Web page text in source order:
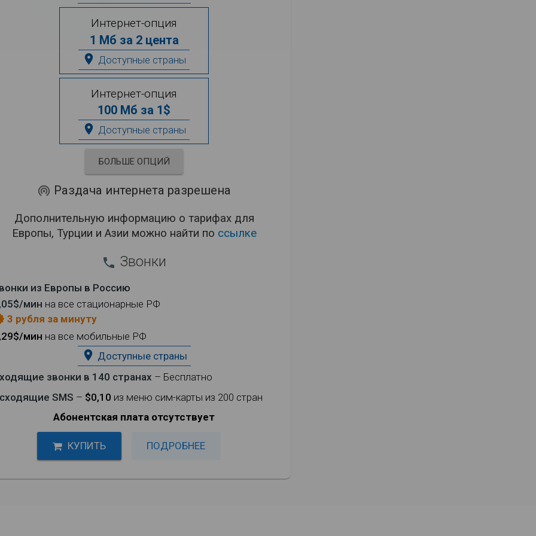
Интернет-опция
1 Мб за 2 цента
place Доступные страны
Интернет-опция
100 Мб за 1$
place Доступные страны
БОЛЬШЕ ОПЦИЙ
wifi_tethering Раздача интернета разрешена
Дополнительную информацию о тарифах для
Европы, Турции и Азии можно найти по ссылке
phone Звонки
из Европы в Россию
мин на все стационарные РФ
3 рубля за минуту
мин на все мобильные РФ
place Доступные страны
звонки в 140 странах – Бесплатно
SMS – $0,10 из меню сим-карты из 200 стран
Абонентская плата отсутствует
КУПИТЬ ПОДРОБНЕЕ